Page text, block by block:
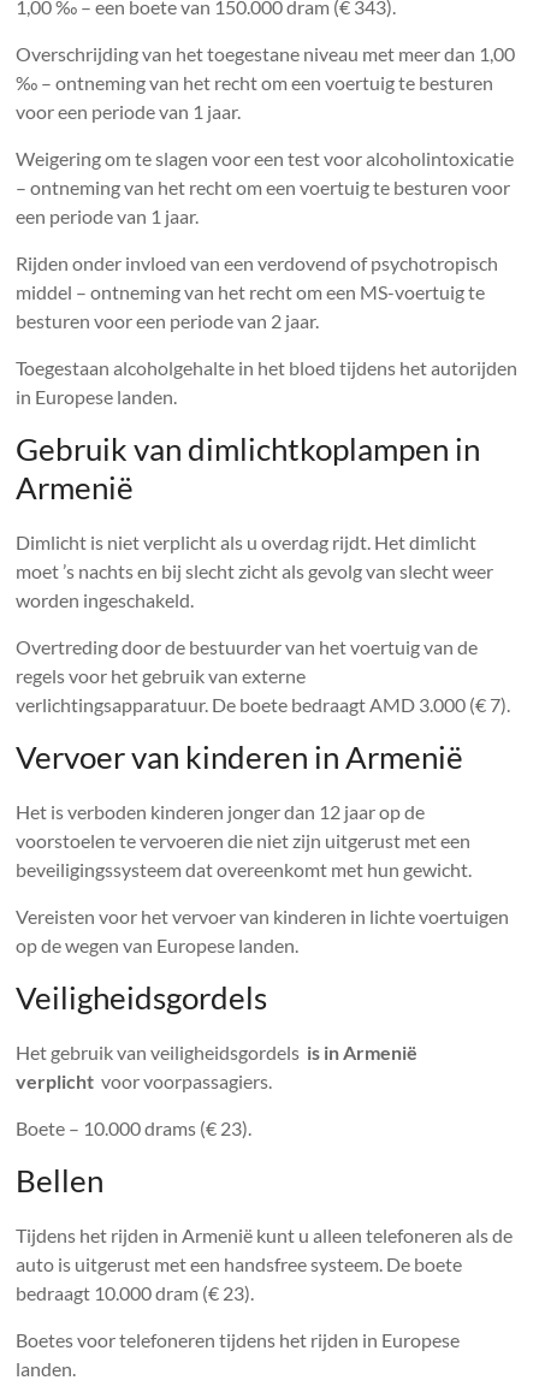
1,00 ‰ – een boete van 150.000 dram (€ 343).
Overschrijding van het toegestane niveau met meer dan 1,00
‰ – ontneming van het recht om een ​​voertuig te besturen
voor een periode van 1 jaar.
Weigering om te slagen voor een test voor alcoholintoxicatie
– ontneming van het recht om een ​​voertuig te besturen voor
een periode van 1 jaar.
Rijden onder invloed van een verdovend of psychotropisch
middel – ontneming van het recht om een ​​MS-voertuig te
besturen voor een periode van 2 jaar.
Toegestaan ​​alcoholgehalte in het bloed tijdens het autorijden
in Europese landen.
Gebruik van dimlichtkoplampen in
Armenië
Dimlicht is niet verplicht als u overdag rijdt. Het dimlicht
moet ’s nachts en bij slecht zicht als gevolg van slecht weer
worden ingeschakeld.
Overtreding door de bestuurder van het voertuig van de
regels voor het gebruik van externe
verlichtingsapparatuur. De boete bedraagt ​​AMD 3.000 (€ 7).
Vervoer van kinderen in Armenië
Het is verboden kinderen jonger dan 12 jaar op de
voorstoelen te vervoeren die niet zijn uitgerust met een
beveiligingssysteem dat overeenkomt met hun gewicht.
Vereisten voor het vervoer van kinderen in lichte voertuigen
op de wegen van Europese landen.
Veiligheidsgordels
Het gebruik van veiligheidsgordels is in Armenië
verplicht voor voorpassagiers.
Boete – 10.000 drams (€ 23).
Bellen
Tijdens het rijden in Armenië kunt u alleen telefoneren als de
auto is uitgerust met een handsfree systeem. De boete
bedraagt ​​10.000 dram (€ 23).
Boetes voor telefoneren tijdens het rijden in Europese
landen.